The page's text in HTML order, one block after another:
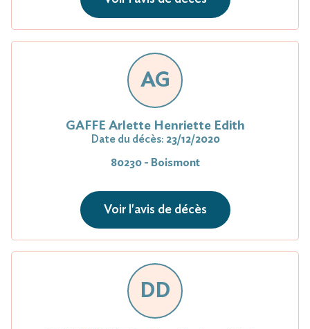
AG
GAFFE Arlette Henriette Edith
Date du décès: 23/12/2020
80230 - Boismont
Voir l'avis de décès
DD